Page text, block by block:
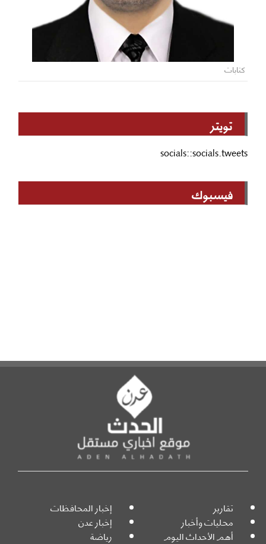
كتابات
تويتر
socials::socials.tweets
فيسبوك
تقارير إخبار المحافظات
محليات وأخبار إخبار عدن
أهم الأحداث اليوم رياضة